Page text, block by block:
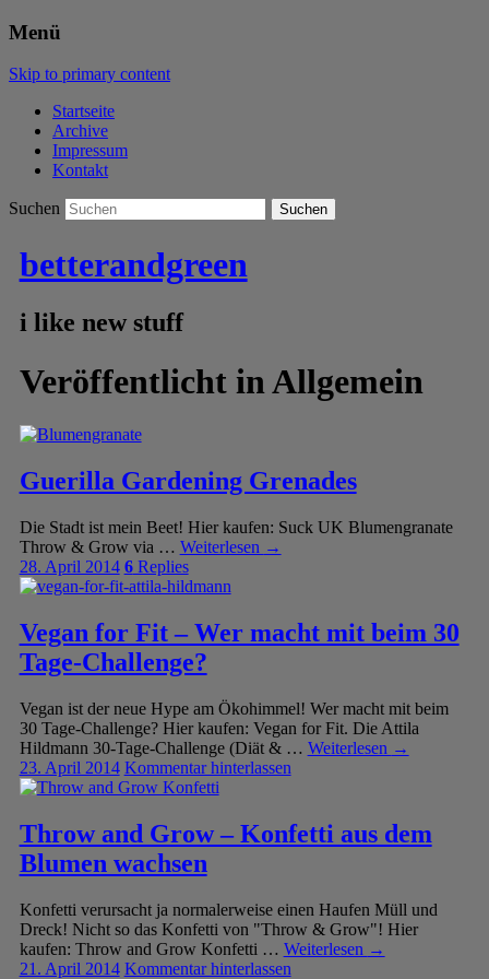
Menü
Skip to primary content
Startseite
Archive
Impressum
Kontakt
Suchen
betterandgreen
i like new stuff
Veröffentlicht in Allgemein
Guerilla Gardening Grenades
Die Stadt ist mein Beet! Hier kaufen: Suck UK Blumengranate
Throw & Grow via … Weiterlesen →
28. April 2014 6Replies
Vegan for Fit – Wer macht mit beim 30
Tage-Challenge?
Vegan ist der neue Hype am Ökohimmel! Wer macht mit beim
30 Tage-Challenge? Hier kaufen: Vegan for Fit. Die Attila
Hildmann 30-Tage-Challenge (Diät & … Weiterlesen →
23. April 2014 Kommentar hinterlassen
Throw and Grow – Konfetti aus dem
Blumen wachsen
Konfetti verursacht ja normalerweise einen Haufen Müll und
Dreck! Nicht so das Konfetti von "Throw & Grow"! Hier
kaufen: Throw and Grow Konfetti … Weiterlesen →
21. April 2014 Kommentar hinterlassen